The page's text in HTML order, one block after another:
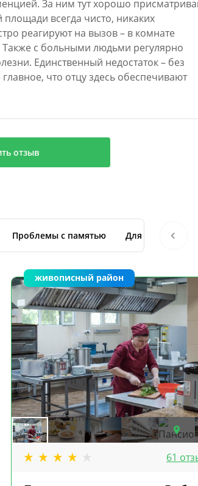
За ним тут хорошо
всегда чисто, никаких
реагируют на вызов – в комнате
Также с больными людьми регулярно
Единственный недостаток – без
что отцу здесь обеспечивают
отзыв
Проблемы с памятью Для
живописный район
61